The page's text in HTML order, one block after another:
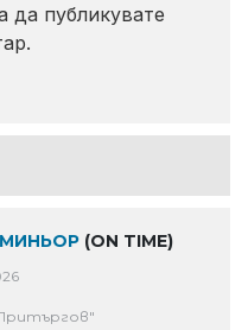
да публикувате
МИНЬОР (ON TIME)